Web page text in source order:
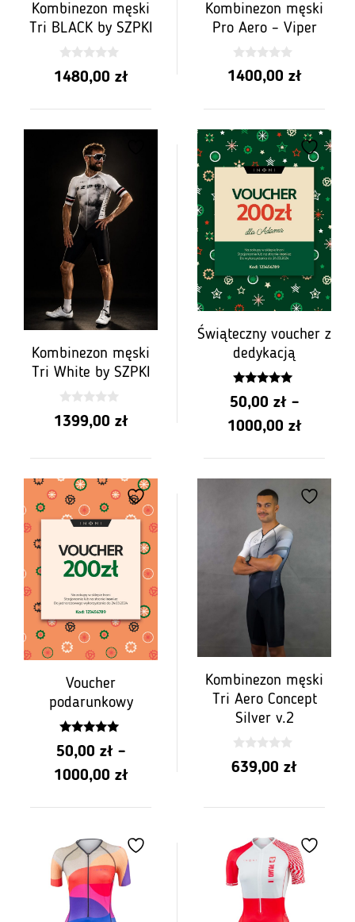
Kombinezon męski
Tri BLACK by SZPKI
0
z
1480,00 zł
Kombinezon męski
Pro Aero – Viper
0
z
1400,00 zł
Kombinezon męski
Tri White by SZPKI
0
z
1399,00 zł
Świąteczny voucher z
dedykacją
5.00
z 5
50,00 zł –
1000,00 złZakres
50,00
Voucher
podarunkowy
5.00
z 5
50,00 zł –
1000,00 złZakres
50,00 zł
do
Kombinezon męski
Tri Aero Concept
Silver v.2
0
z
639,00 zł